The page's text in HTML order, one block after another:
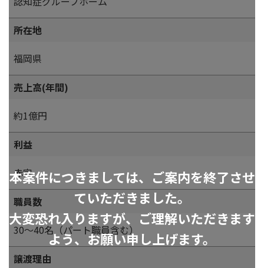
本案件につきましては、ご案内を終了させ
ていただきました。
大変恐れ入りますが、ご理解いただきます
よう、お願い申し上げます。
所在地
福岡県
売上高(年間)
約1億円
利益
赤字
職員数
30～40名（パート職員含む）
譲渡理由